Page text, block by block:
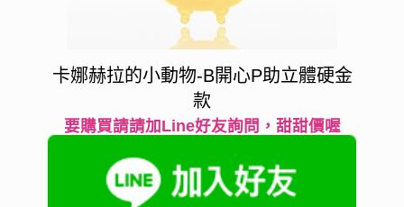
卡娜赫拉的小動物-B開心P助立體硬金
款
要購買請請加Line好友詢問，甜甜價喔